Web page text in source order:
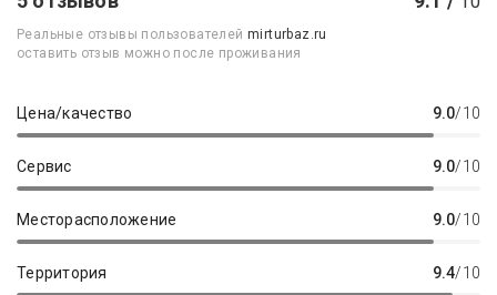
Реальные отзывы пользователейmirturbaz.ru
оставить отзыв можно после проживания
Цена/качество 9.0/10
Сервис 9.0/10
Месторасположение 9.0/10
Территория 9.4/10